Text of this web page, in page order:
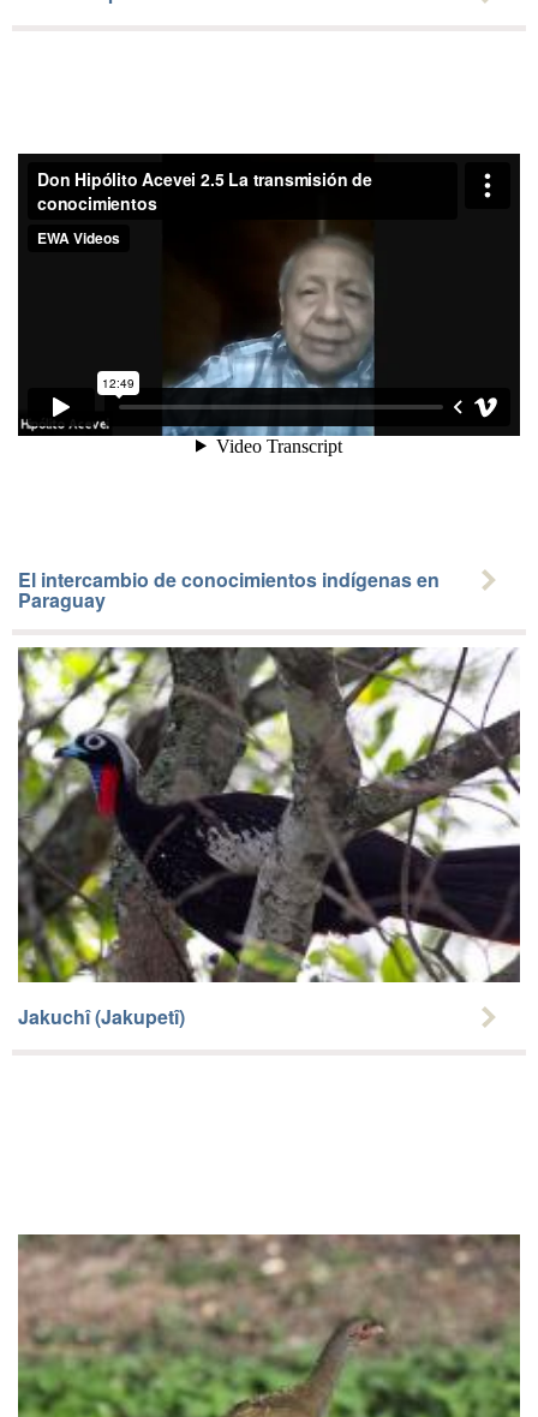
El intercambio de conocimientos indígenas en
Paraguay
Jakuchî (Jakupetî)